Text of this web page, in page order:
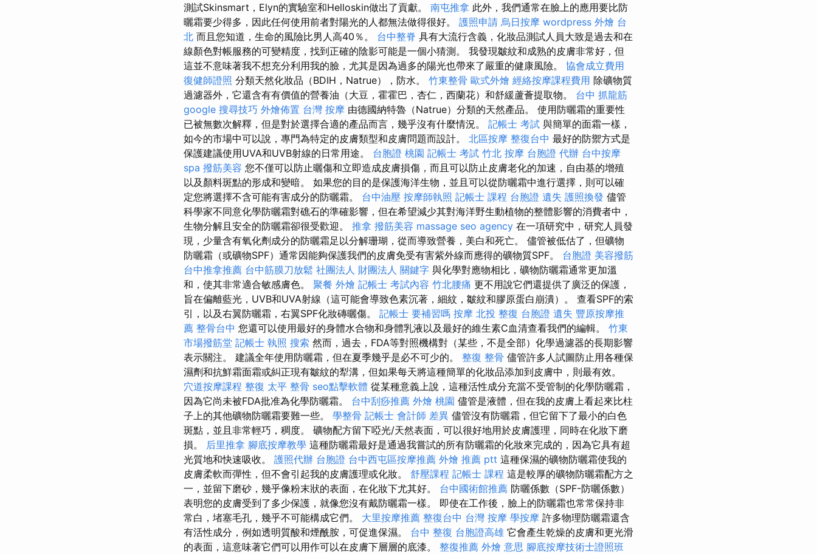
測試Skinsmart，Elyn的實驗室和Helloskin做出了貢獻。 南屯推拿 此外，我們通常在臉上的應用要比防
曬霜要少得多，因此任何使用前者對陽光的人都無法做得很好。 護照申請 烏日按摩 wordpress 外燴 台
北 而且您知道，生命的風險比男人高40％。 台中整脊 具有大流行含義，化妝品測試人員大致是過去和在
線顏色對帳服務的可變精度，找到正確的陰影可能是一個小猜測。 我發現皺紋和成熟的皮膚非常好，但
這並不意味著我不想充分利用我的臉，尤其是因為過多的陽光也帶來了嚴重的健康風險。 協會成立費用
復健師證照 分類天然化妝品（BDIH，Natrue），防水。 竹東整骨 歐式外燴 經絡按摩課程費用 除礦物質
過濾器外，它還含有有價值的營養油（大豆，霍霍巴，杏仁，西蘭花）和舒緩蘆薈提取物。 台中 抓龍筋
google 搜尋技巧 外燴佈置 台灣 按摩 由德國納特魯（Natrue）分類的天然產品。 使用防曬霜的重要性
已被無數次解釋，但是對於選擇合適的產品而言，幾乎沒有什麼情況。 記帳士 考試 與簡單的面霜一樣，
如今的市場中可以說，專門為特定的皮膚類型和皮膚問題而設計。 北區按摩 整復台中 最好的防禦方式是
保護建議使用UVA和UVB射線的日常用途。 台胞證 桃園 記帳士 考試 竹北 按摩 台胞證 代辦 台中按摩
spa 撥筋美容 您不僅可以防止曬傷和立即造成皮膚損傷，而且可以防止皮膚老化的加速，自由基的增殖
以及顏料斑點的形成和變暗。 如果您的目的是保護海洋生物，並且可以從防曬霜中進行選擇，則可以確
定您將選擇不含可能有害成分的防曬霜。 台中油壓 按摩師執照 記帳士 課程 台胞證 遺失 護照換發 儘管
科學家不同意化學防曬霜對礁石的準確影響，但在希望減少其對海洋野生動植物的整體影響的消費者中，
生物分解且安全的防曬霜卻很受歡迎。 推拿 撥筋美容 massage seo agency 在一項研究中，研究人員發
現，少量含有氧化劑成分的防曬霜足以分解珊瑚，從而導致營養，美白和死亡。 儘管被低估了，但礦物
防曬霜（或礦物SPF）通常因能夠保護我們的皮膚免受有害紫外線而應得的礦物質SPF。 台胞證 美容撥筋
台中推拿推薦 台中筋膜刀放鬆 社團法人 財團法人 關鍵字 與化學對應物相比，礦物防曬霜通常更加溫
和，使其非常適合敏感膚色。 聚餐 外燴 記帳士 考試內容 竹北腰痛 更不用說它們還提供了廣泛的保護，
旨在偏離藍光，UVB和UVA射線（這可能會導致色素沉著，細紋，皺紋和膠原蛋白崩潰）。 查看SPF的索
引，以及右翼防曬霜，右翼SPF化妝磚曬傷。 記帳士 要補習嗎 按摩 北投 整復 台胞證 遺失 豐原按摩推
薦 整骨台中 您還可以使用最好的身體水合物和身體乳液以及最好的維生素C血清查看我們的編輯。 竹東
市場撥筋堂 記帳士 執照 搜索 然而，過去，FDA等對照機構對（某些，不是全部）化學過濾器的長期影響
表示關注。 建議全年使用防曬霜，但在夏季幾乎是必不可少的。 整復 整骨 儘管許多人試圖防止用各種保
濕劑和抗鮮霜面霜或糾正現有皺紋的犁溝，但如果每天將這種簡單的化妝品添加到皮膚中，則最有效。
穴道按摩課程 整復 太平 整骨 seo點擊軟體 從某種意義上說，這種活性成分充當不受管制的化學防曬霜，
因為它尚未被FDA批准為化學防曬霜。 台中刮痧推薦 外燴 桃園 儘管是液體，但在我的皮膚上看起來比柱
子上的其他礦物防曬霜要難一些。 學整骨 記帳士 會計師 差異 儘管沒有防曬霜，但它留下了最小的白色
斑點，並且非常輕巧，稠度。 礦物配方留下啞光/天然表面，可以很好地用於皮膚護理，同時在化妝下磨
損。 后里推拿 腳底按摩教學 這種防曬霜最好是通過我嘗試的所有防曬霜的化妝來完成的，因為它具有超
光質地和快速吸收。 護照代辦 台胞證 台中西屯區按摩推薦 外燴 推薦 ptt 這種保濕的礦物防曬霜使我的
皮膚柔軟而彈性，但不會引起我的皮膚護理或化妝。 舒壓課程 記帳士 課程 這是較厚的礦物防曬霜配方之
一，並留下磨砂，幾乎像粉末狀的表面，在化妝下尤其好。 台中國術館推薦 防曬係數（SPF-防曬係數）
表明您的皮膚受到了多少保護，就像您沒有戴防曬霜一樣。 即使在工作後，臉上的防曬霜也常常保持非
常白，堵塞毛孔，幾乎不可能構成它們。 大里按摩推薦 整復台中 台灣 按摩 學按摩 許多物理防曬霜還含
有活性成分，例如透明質酸和煙酰胺，可促進保濕。 台中 整復 台胞證高雄 它會產生乾燥的皮膚和更光滑
的表面，這意味著它們可以用作可以在皮膚下層層的底漆。 整復推薦 外燴 意思 腳底按摩技術士證照班